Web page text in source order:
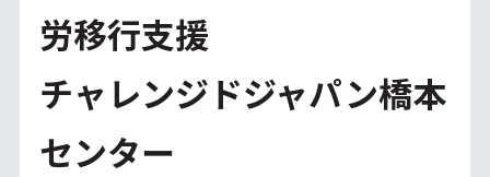
労移行支援
チャレンジドジャパン橋本
センター